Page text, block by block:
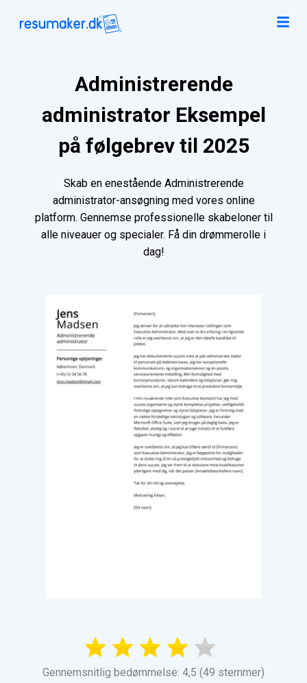
Administrerende
administrator Eksempel
på følgebrev til 2025
Skab en enestående Administrerende
administrator-ansøgning med vores online
platform. Gennemse professionelle skabeloner til
alle niveauer og specialer. Få din drømmerolle i
dag!
Gennemsnitlig bedømmelse: 4,5 (49 stemmer)